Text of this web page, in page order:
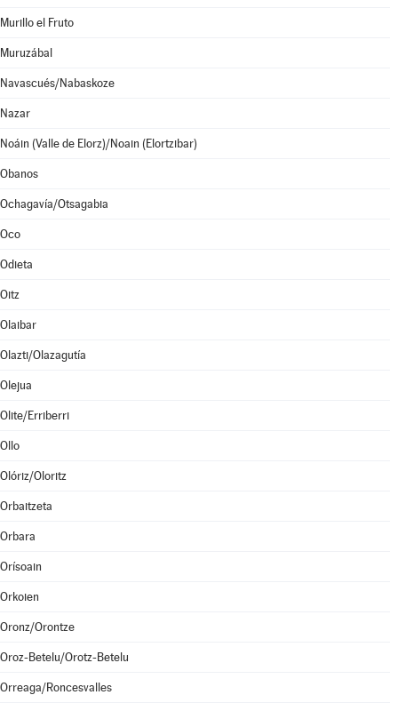
Murillo el Fruto
Muruzábal
Navascués/Nabaskoze
Nazar
Noáin (Valle de Elorz)/Noain (Elortzibar)
Obanos
Ochagavía/Otsagabia
Oco
Odieta
Oitz
Olaibar
Olazti/Olazagutía
Olejua
Olite/Erriberri
Ollo
Olóriz/Oloritz
Orbaitzeta
Orbara
Orísoain
Orkoien
Oronz/Orontze
Oroz-Betelu/Orotz-Betelu
Orreaga/Roncesvalles